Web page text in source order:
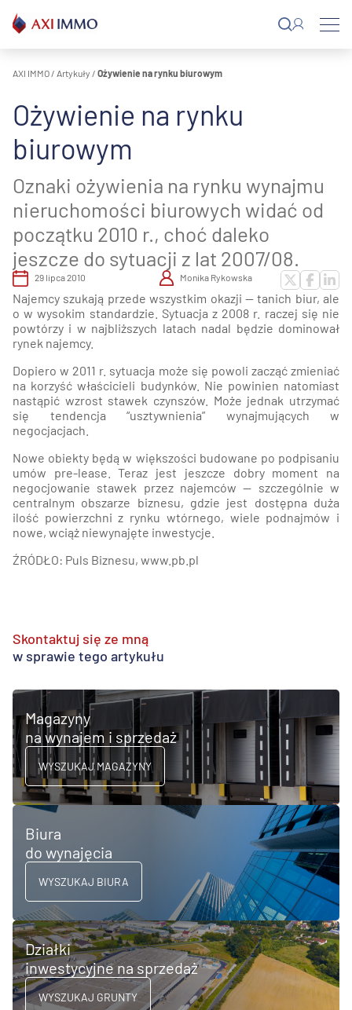
do
treści
AXI IMMO / Artykuły / Ożywienie na rynku biurowym
Ożywienie na rynku
biurowym
Oznaki ożywienia na rynku wynajmu
nieruchomości biurowych widać od
początku 2010 r., choć daleko
jeszcze do sytuacji z lat 2007/08.
29 lipca 2010 Monika Rykowska
Najemcy szukają przede wszystkim okazji — tanich biur, ale
o w wysokim standardzie. Sytuacja z 2008 r. raczej się nie
powtórzy i w najbliższych latach nadal będzie dominował
rynek najemcy.
Dopiero w 2011 r. sytuacja może się powoli zacząć zmieniać
na korzyść właścicieli budynków. Nie powinien natomiast
nastąpić wzrost stawek czynszów. Może jednak utrzymać
się tendencja “usztywnienia” wynajmujących w
negocjacjach.
Nowe obiekty będą w większości budowane po podpisaniu
umów pre-lease. Teraz jest jeszcze dobry moment na
negocjowanie stawek przez najemców — szczególnie w
centralnym obszarze biznesu, gdzie jest dostępna duża
ilość powierzchni z rynku wtórnego, wiele podnajmów i
nowe, wciąż niewynajęte inwestycje.
ŹRÓDŁO: Puls Biznesu, www.pb.pl
Skontaktuj się ze mną
w sprawie tego artykułu
Magazyny
na wynajem i sprzedaż
WYSZUKAJ MAGAZYNY
Biura
do wynajęcia
WYSZUKAJ BIURA
Działki
inwestycyjne na sprzedaż
WYSZUKAJ GRUNTY